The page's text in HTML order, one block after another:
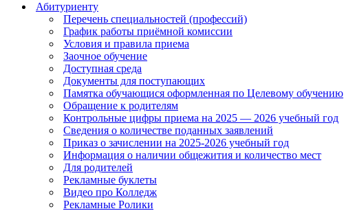
Абитуриенту
Перечень специальностей (профессий)
График работы приёмной комиссии
Условия и правила приема
Заочное обучение
Доступная среда
Документы для поступающих
Памятка обучающися оформленная по Целевому обучению
Обращение к родителям
Контрольные цифры приема на 2025 — 2026 учебный год
Сведения о количестве поданных заявлений
Приказ о зачислении на 2025-2026 учебный год
Информация о наличии общежития и количество мест
Для родителей
Рекламные буклеты
Видео про Колледж
Рекламные Ролики